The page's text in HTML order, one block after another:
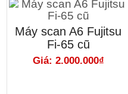
Máy scan A6 Fujitsu
Fi-65 cũ
Giá: 2.000.000₫